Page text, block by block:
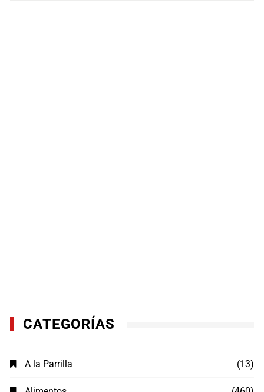
CATEGORÍAS
A la Parrilla (13)